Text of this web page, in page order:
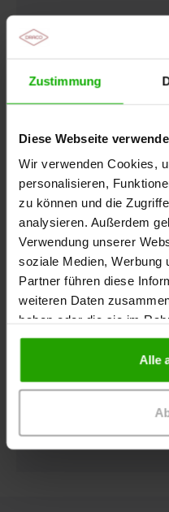
Zustimmung
Diese Webseite
Wir verwenden Cookies,
personalisieren,
zu können und die
analysieren. Außerdem
Verwendung unserer
soziale Medien, Werbung
Partner führen diese
weiteren Daten
haben oder die sie im
gesammelt haben.
Alle
Anette Skowronsky
Anette Skowronsky ist
Fachbuchautorin und
Medizinprodukte. Als
MedConCap GmbH ist
Ausbüttel ist sie seit
Fortbildungen der